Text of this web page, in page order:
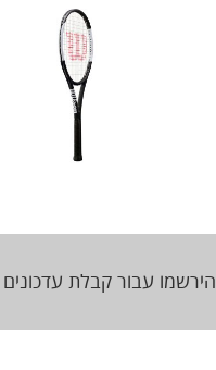
הירשמו עבור קבלת עדכונים